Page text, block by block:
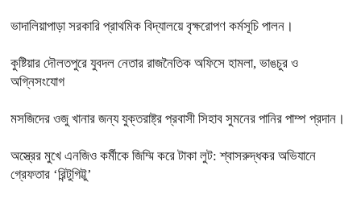
ভাদালিয়াপাড়া সরকারি প্রাথমিক বিদ্যালয়ে বৃক্ষরোপণ কর্মসূচি পালন।
কুষ্টিয়ার দৌলতপুরে যুবদল নেতার রাজনৈতিক অফিসে হামলা, ভাঙচুর ও
অগ্নিসংযোগ
মসজিদের ওজু খানার জন্য যুক্তরাষ্ট্র প্রবাসী সিহাব সুমনের পানির পাম্প প্রদান।
অস্ত্রের মুখে এনজিও কর্মীকে জিম্মি করে টাকা লুট: শ্বাসরুদ্ধকর অভিযানে
গ্রেফতার ‘রিন্টুগিট্টু’